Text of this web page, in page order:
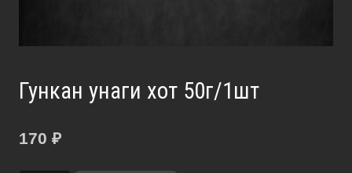
Гункан унаги хот 50г/1шт
170 ₽